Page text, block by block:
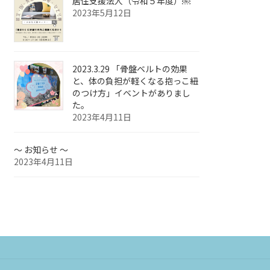
2023年5月12日
2023.3.29 「骨盤ベルトの効果
と、体の負担が軽くなる抱っこ紐
のつけ方」イベントがありまし
た。
2023年4月11日
～ お知らせ ～
2023年4月11日